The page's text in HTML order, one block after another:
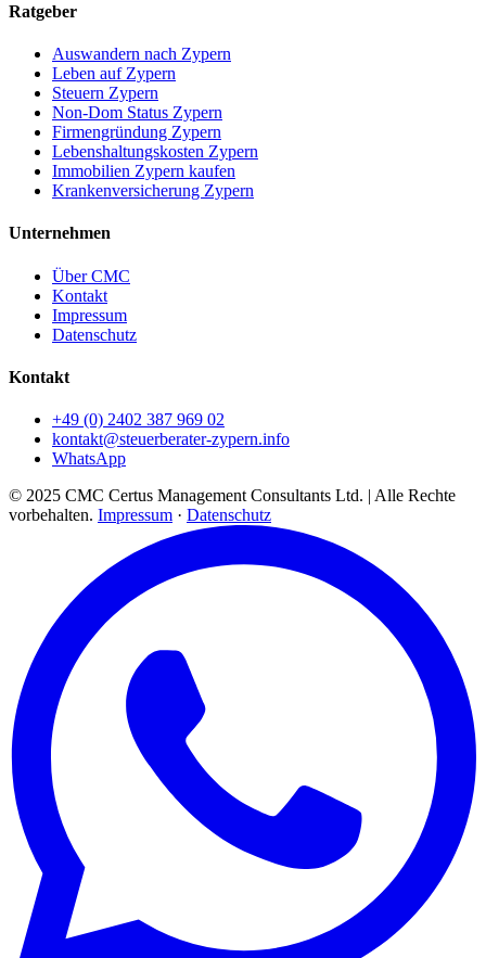
Ratgeber
Auswandern nach Zypern
Leben auf Zypern
Steuern Zypern
Non-Dom Status Zypern
Firmengründung Zypern
Lebenshaltungskosten Zypern
Immobilien Zypern kaufen
Krankenversicherung Zypern
Unternehmen
Über CMC
Kontakt
Impressum
Datenschutz
Kontakt
+49 (0) 2402 387 969 02
kontakt@steuerberater-zypern.info
WhatsApp
© 2025 CMC Certus Management Consultants Ltd. | Alle Rechte
vorbehalten. Impressum · Datenschutz